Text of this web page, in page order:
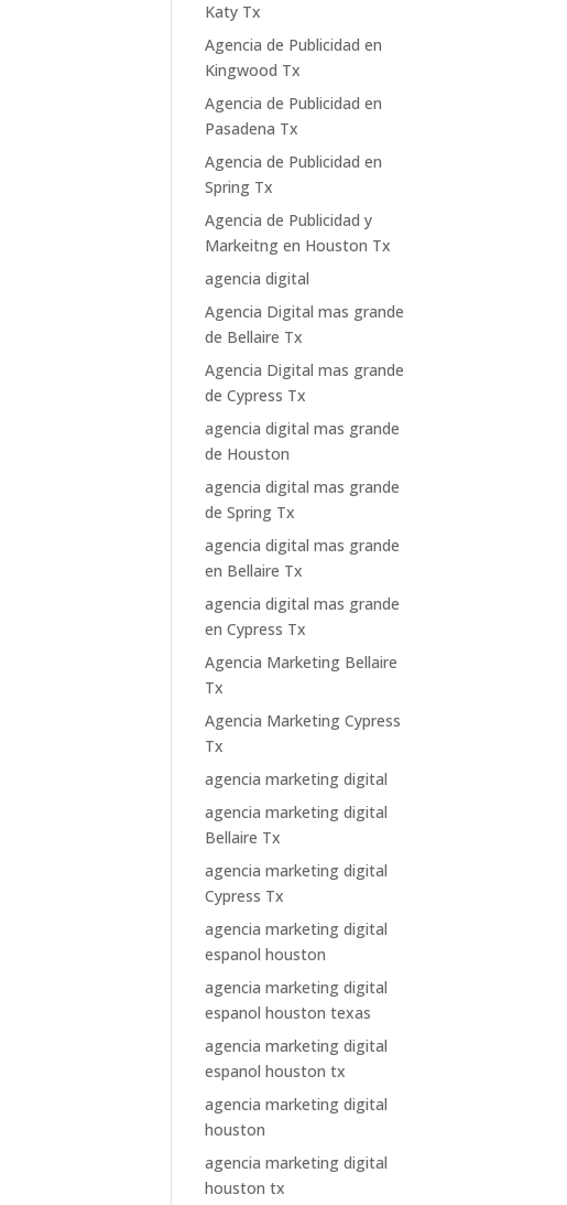
Katy Tx
Agencia de Publicidad en
Kingwood Tx
Agencia de Publicidad en
Pasadena Tx
Agencia de Publicidad en
Spring Tx
Agencia de Publicidad y
Markeitng en Houston Tx
agencia digital
Agencia Digital mas grande
de Bellaire Tx
Agencia Digital mas grande
de Cypress Tx
agencia digital mas grande
de Houston
agencia digital mas grande
de Spring Tx
agencia digital mas grande
en Bellaire Tx
agencia digital mas grande
en Cypress Tx
Agencia Marketing Bellaire
Tx
Agencia Marketing Cypress
Tx
agencia marketing digital
agencia marketing digital
Bellaire Tx
agencia marketing digital
Cypress Tx
agencia marketing digital
espanol houston
agencia marketing digital
espanol houston texas
agencia marketing digital
espanol houston tx
agencia marketing digital
houston
agencia marketing digital
houston tx